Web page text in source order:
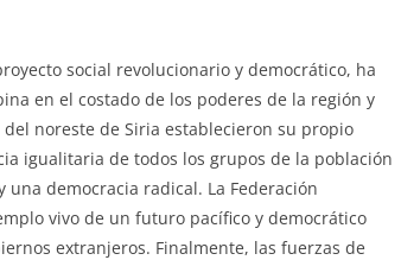
social revolucionario y democrático, ha
en el costado de los poderes de la región y
noreste de Siria establecieron su propio
igualitaria de todos los grupos de la población
democracia radical. La Federación
vivo de un futuro pacífico y democrático
extranjeros. Finalmente, las fuerzas de